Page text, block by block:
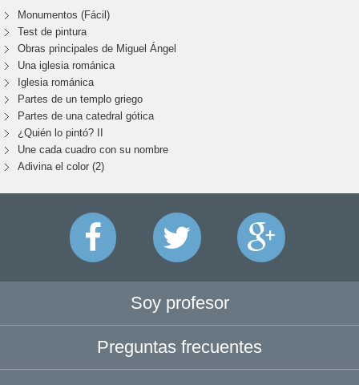
Monumentos (Fácil)
Test de pintura
Obras principales de Miguel Ángel
Una iglesia románica
Iglesia románica
Partes de un templo griego
Partes de una catedral gótica
¿Quién lo pintó? II
Une cada cuadro con su nombre
Adivina el color (2)
Soy profesor
Preguntas frecuentes